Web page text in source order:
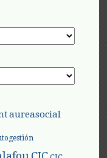
aureasocial